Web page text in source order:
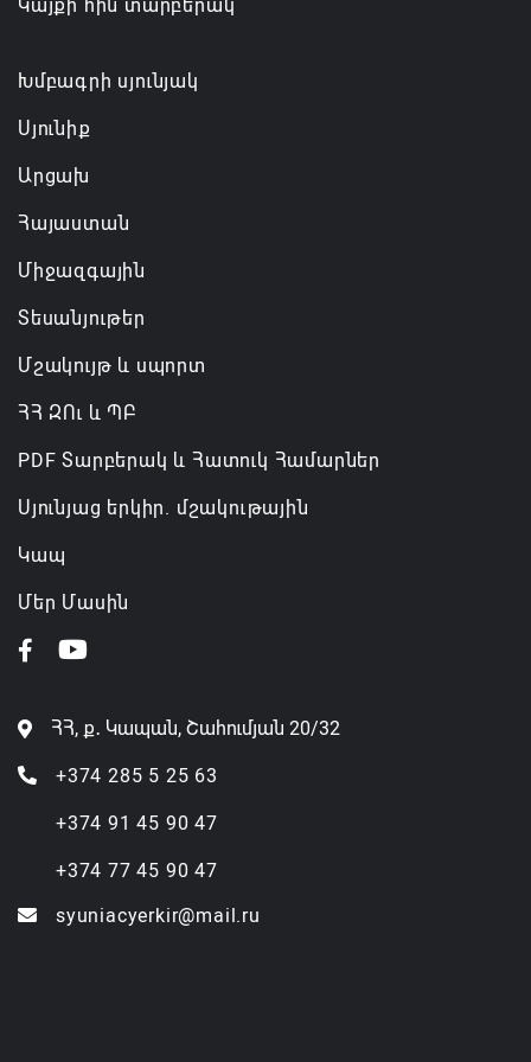
իրականացումը
Կայքի հին տարբերակ
Խմբագրի սյունյակ
Սյունիք
Արցախ
Հայաստան
Միջազգային
Տեսանյութեր
Մշակույթ և սպորտ
ՀՀ ԶՈւ և ՊԲ
PDF Տարբերակ և Հատուկ Համարներ
Սյունյաց երկիր. մշակութային
Կապ
Մեր Մասին
ՀՀ, ք․ Կապան, Շահումյան 20/32
+374 285 5 25 63
+374 91 45 90 47
+374 77 45 90 47
syuniacyerkir@mail.ru